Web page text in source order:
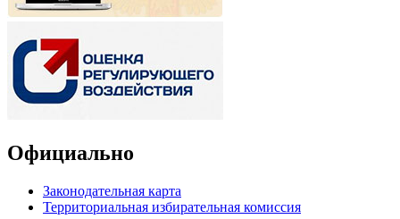
Официально
Законодательная карта
Территориальная избирательная комиссия